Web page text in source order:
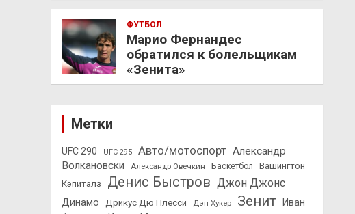
ФУТБОЛ
Марио Фернандес
обратился к болельщикам
«Зенита»
Метки
UFC 290 UFC 295 Авто/мотоспорт Александр
Волкановски
Александр Овечкин Баскетбол
Вашингтон
Кэпиталз
Денис Быстров Джон Джонс
Динамо Дрикус Дю Плесси Дэн Хукер Зенит
Иван